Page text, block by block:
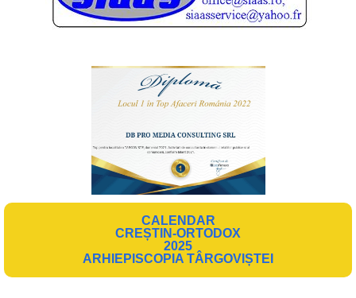
CALENDAR
CREȘTIN-ORTODOX
2025
ARHIEPISCOPIA TÂRGOVIȘTEI